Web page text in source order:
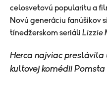
celosvetovú popularitu a
Novú generáciu fanúšikov
tínedžerskom seriáli Lizzie
Herca najviac preslávila
kultovej komédii Pomsta